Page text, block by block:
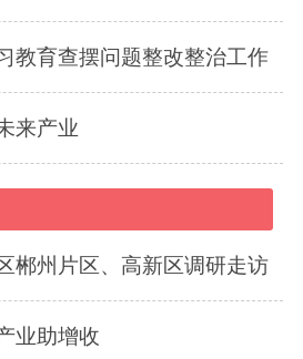
教育查摆问题整改整治工作
来产业
郴州片区、高新区调研走访
业助增收